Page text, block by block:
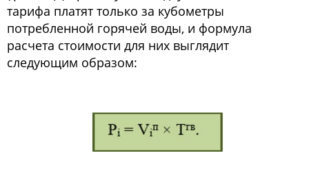
тарифа платят только за кубометры
потребленной горячей воды, и формула
расчета стоимости для них выглядит
следующим образом: